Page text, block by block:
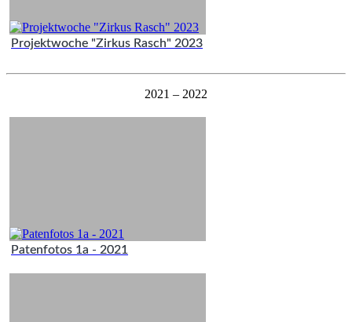
Projektwoche "Zirkus Rasch" 2023
2021 – 2022
Patenfotos 1a - 2021